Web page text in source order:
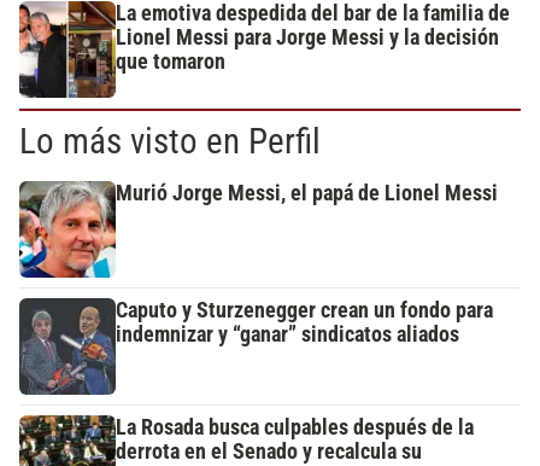
La emotiva despedida del bar de la familia de
Lionel Messi para Jorge Messi y la decisión
que tomaron
Lo más visto en Perfil
Murió Jorge Messi, el papá de Lionel Messi
Caputo y Sturzenegger crean un fondo para
indemnizar y “ganar” sindicatos aliados
La Rosada busca culpables después de la
derrota en el Senado y recalcula su